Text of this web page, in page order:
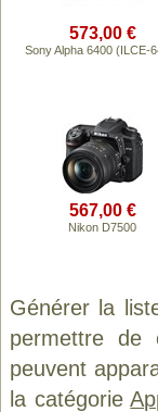
573,00 €
Sony Alpha 6400 (ILCE-
567,00 €
Nikon D7500
Générer la
permettre de
peuvent
la catégorie